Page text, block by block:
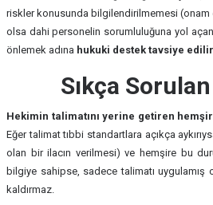
riskler konusunda bilgilendirilmemesi
olsa dahi personelin sorumluluğuna yol
önlemek adına hukuki destek tavsiye
Sıkça
Hekimin talimatını yerine getiren
Eğer talimat tıbbi standartlara açıkça
olan bir ilacın verilmesi) ve hemşire bu
bilgiye sahipse, sadece talimatı uygulamış
kaldırmaz.